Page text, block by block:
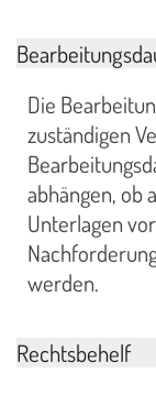
Die
zuständigen
abhängen, ob
Unterlagen
werden.
Rechtsbehelf